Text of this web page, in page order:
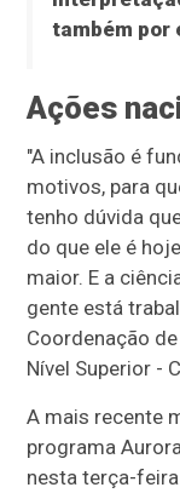
também por
Ações
"A inclusão é
motivos, para
tenho dúvida
do que ele é
maior. E a
gente está
Coordenação
Nível Superior -
A mais recente
programa
nesta terça-